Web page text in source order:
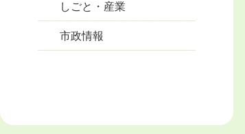
しごと・産業
市政情報